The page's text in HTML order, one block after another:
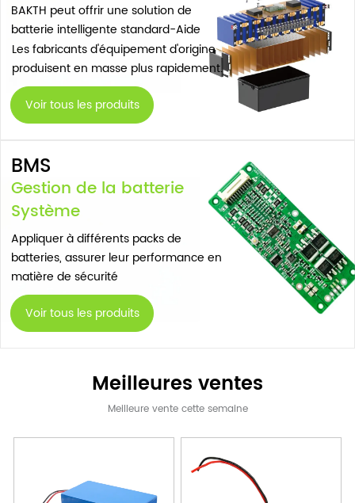
BAKTH peut offrir une solution de
batterie intelligente standard-Aide
Les fabricants d'équipement d'origine
produisent en masse plus rapidement.
Voir tous les produits
BMS
Gestion de la batterie
Système
Appliquer à différents packs de
batteries, assurer leur performance en
matière de sécurité
Voir tous les produits
Meilleures ventes
Meilleure vente cette semaine